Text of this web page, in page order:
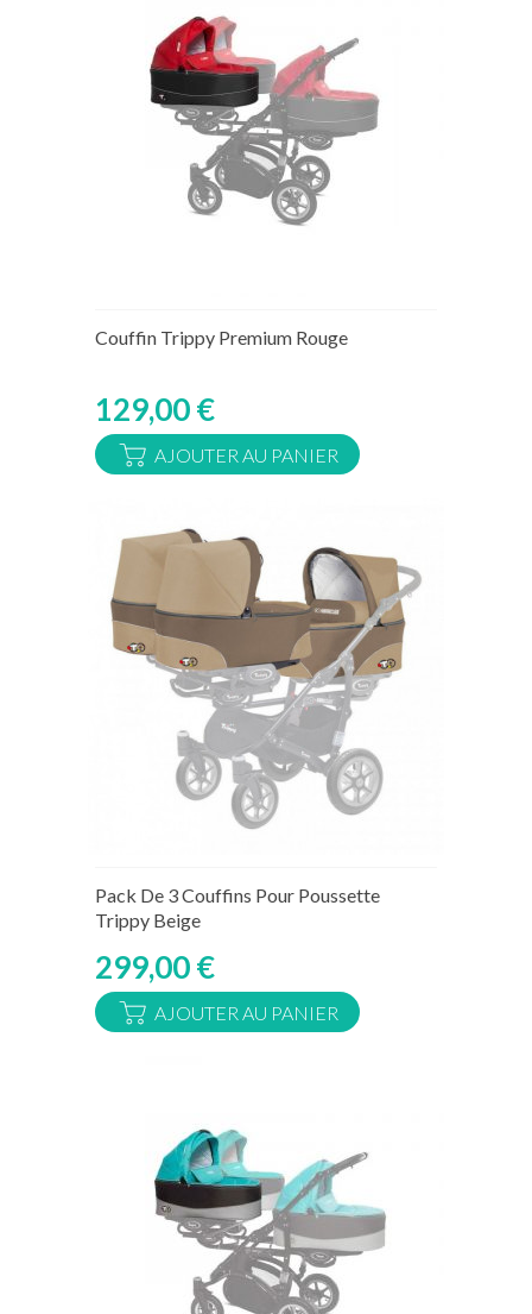
Couffin Trippy Premium Rouge
129,00 €
AJOUTER AU PANIER
Pack De 3 Couffins Pour Poussette
Trippy Beige
299,00 €
AJOUTER AU PANIER